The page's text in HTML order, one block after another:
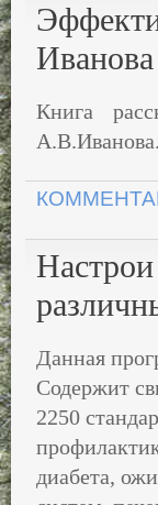
Иванова
Книга
Данная
Содержит
2250
диабета,